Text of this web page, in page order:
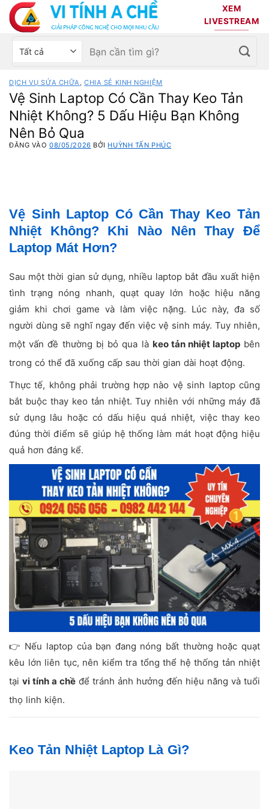
Bỏ
qua
nội
dung
XEM
LIVESTREAM
Chọn
sản
phẩm
Tìm
kiếm:
DỊCH VỤ SỬA CHỮA ,CHIA SẺ KINH NGHIỆM
Vệ Sinh Laptop Có Cần Thay Keo Tản
Nhiệt Không? 5 Dấu Hiệu Bạn Không
Nên Bỏ Qua
ĐĂNG VÀO08/05/2026 BỞI HUỲNH TẤN PHÚC
Vệ Sinh Laptop Có Cần Thay Keo Tản
Nhiệt Không? Khi Nào Nên Thay Để
Laptop Mát Hơn?
Sau một thời gian sử dụng, nhiều laptop bắt đầu xuất hiện
tình trạng nóng nhanh, quạt quay lớn hoặc hiệu năng
giảm khi chơi game và làm việc nặng. Lúc này, đa số
người dùng sẽ nghĩ ngay đến việc vệ sinh máy. Tuy nhiên,
một vấn đề thường bị bỏ qua là keo tản nhiệt laptopbên
trong có thể đã xuống cấp sau thời gian dài hoạt động.
Thực tế, không phải trường hợp nào vệ sinh laptop cũng
bắt buộc thay keo tản nhiệt. Tuy nhiên với những máy đã
sử dụng lâu hoặc có dấu hiệu quá nhiệt, việc thay keo
đúng thời điểm sẽ giúp hệ thống làm mát hoạt động hiệu
quả hơn đáng kể.
👉 Nếu laptop của bạn đang nóng bất thường hoặc quạt
kêu lớn liên tục, nên kiểm tra tổng thể hệ thống tản nhiệt
tại vi tính a chề để tránh ảnh hưởng đến hiệu năng và tuổi
thọ linh kiện.
Keo Tản Nhiệt Laptop Là Gì?